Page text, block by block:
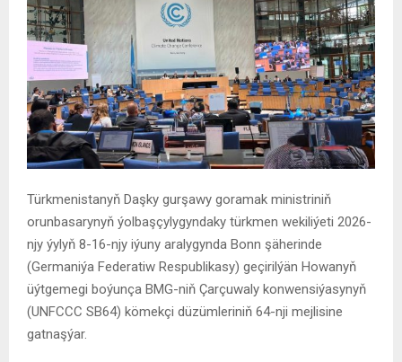
Türkmenistanyň Daşky gurşawy goramak ministriniň
orunbasarynyň ýolbaşçylygyndaky türkmen wekiliýeti 2026-
njy ýylyň 8-16-njy iýuny aralygynda Bonn şäherinde
(Germaniýa Federatiw Respublikasy) geçirilýän Howanyň
üýtgemegi boýunça BMG-niň Çarçuwaly konwensiýasynyň
(UNFCCC SB64) kömekçi düzümleriniň 64-nji mejlisine
gatnaşýar.